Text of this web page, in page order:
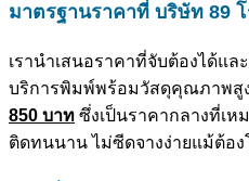
มาตรฐานราคาที่ บริษัท 89
เรานำเสนอราคาที่จับต้องได้แ
บริการพิมพ์พร้อมวัสดุคุณภาพสู
850 บาท ซึ่งเป็นราคากลางที่เ
ติดทนนาน ไม่ซีดจางง่ายแม้ต้อ